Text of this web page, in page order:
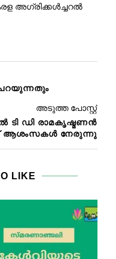
അഗ്രിക്കള്‍ച്ചറല്‍
പറയുന്നതും
അടുത്ത പോസ്റ്റ്
ടി ഡി രാമകൃഷ്മണൻ
ആശംസകൾ നേരുന്നു
LIKE